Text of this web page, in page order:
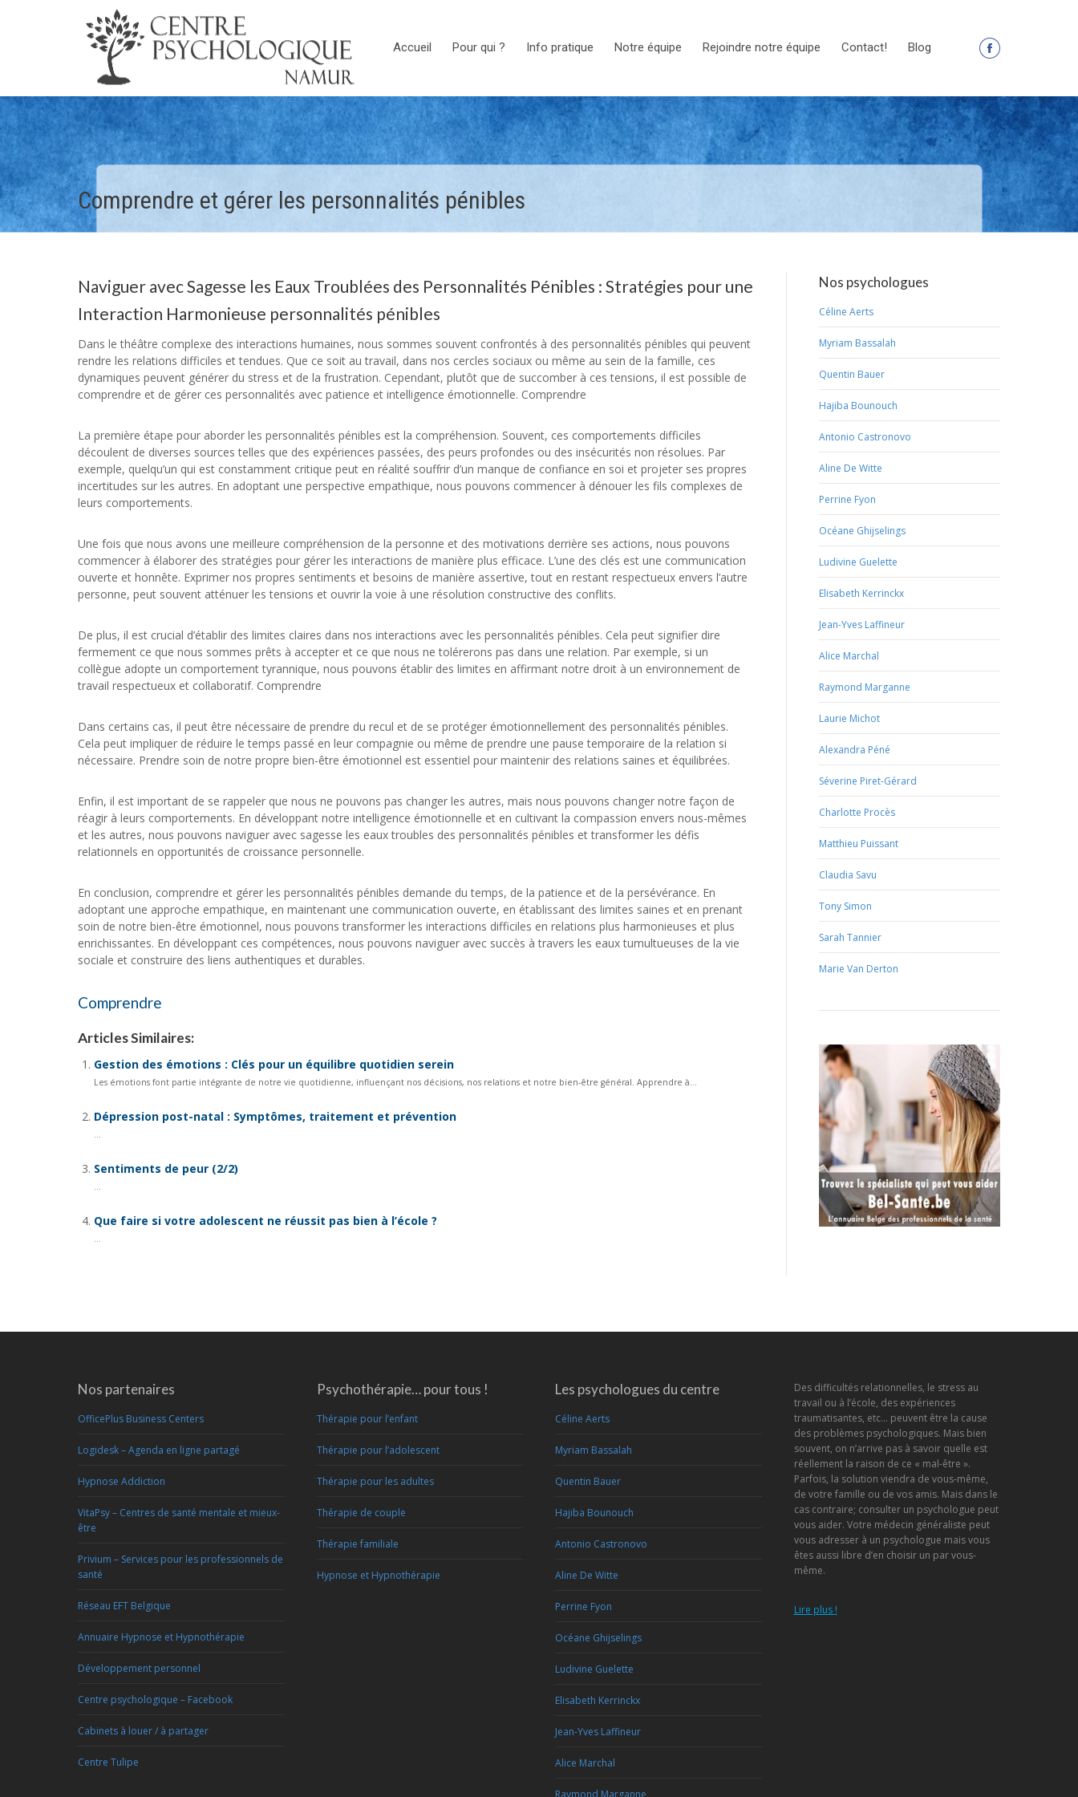
Accueil Pour qui ? Info pratique Notre équipe Rejoindre notre équipe Contact! Blog
La
Facebook
s'ouvre
dans
une
nouvelle
fenêtre
Comprendre et gérer les personnalités pénibles
Naviguer avec Sagesse les Eaux Troublées des Personnalités Pénibles : Stratégies pour une
Interaction Harmonieuse personnalités pénibles
Dans le théâtre complexe des interactions humaines, nous sommes souvent confrontés à des personnalités pénibles qui peuvent
rendre les relations difficiles et tendues. Que ce soit au travail, dans nos cercles sociaux ou même au sein de la famille, ces
dynamiques peuvent générer du stress et de la frustration. Cependant, plutôt que de succomber à ces tensions, il est possible de
comprendre et de gérer ces personnalités avec patience et intelligence émotionnelle. Comprendre
La première étape pour aborder les personnalités pénibles est la compréhension. Souvent, ces comportements difficiles
découlent de diverses sources telles que des expériences passées, des peurs profondes ou des insécurités non résolues. Par
exemple, quelqu’un qui est constamment critique peut en réalité souffrir d’un manque de confiance en soi et projeter ses propres
incertitudes sur les autres. En adoptant une perspective empathique, nous pouvons commencer à dénouer les fils complexes de
leurs comportements.
Une fois que nous avons une meilleure compréhension de la personne et des motivations derrière ses actions, nous pouvons
commencer à élaborer des stratégies pour gérer les interactions de manière plus efficace. L’une des clés est une communication
ouverte et honnête. Exprimer nos propres sentiments et besoins de manière assertive, tout en restant respectueux envers l’autre
personne, peut souvent atténuer les tensions et ouvrir la voie à une résolution constructive des conflits.
De plus, il est crucial d’établir des limites claires dans nos interactions avec les personnalités pénibles. Cela peut signifier dire
fermement ce que nous sommes prêts à accepter et ce que nous ne tolérerons pas dans une relation. Par exemple, si un
collègue adopte un comportement tyrannique, nous pouvons établir des limites en affirmant notre droit à un environnement de
travail respectueux et collaboratif. Comprendre
Dans certains cas, il peut être nécessaire de prendre du recul et de se protéger émotionnellement des personnalités pénibles.
Cela peut impliquer de réduire le temps passé en leur compagnie ou même de prendre une pause temporaire de la relation si
nécessaire. Prendre soin de notre propre bien-être émotionnel est essentiel pour maintenir des relations saines et équilibrées.
Enfin, il est important de se rappeler que nous ne pouvons pas changer les autres, mais nous pouvons changer notre façon de
réagir à leurs comportements. En développant notre intelligence émotionnelle et en cultivant la compassion envers nous-mêmes
et les autres, nous pouvons naviguer avec sagesse les eaux troubles des personnalités pénibles et transformer les défis
relationnels en opportunités de croissance personnelle.
En conclusion, comprendre et gérer les personnalités pénibles demande du temps, de la patience et de la persévérance. En
adoptant une approche empathique, en maintenant une communication ouverte, en établissant des limites saines et en prenant
soin de notre bien-être émotionnel, nous pouvons transformer les interactions difficiles en relations plus harmonieuses et plus
enrichissantes. En développant ces compétences, nous pouvons naviguer avec succès à travers les eaux tumultueuses de la vie
sociale et construire des liens authentiques et durables.
Comprendre
Articles Similaires:
Gestion des émotions : Clés pour un équilibre quotidien serein
Les émotions font partie intégrante de notre vie quotidienne, influençant nos décisions, nos relations et notre bien-être général. Apprendre à...
Dépression post-natal : Symptômes, traitement et prévention
...
Sentiments de peur (2/2)
...
Que faire si votre adolescent ne réussit pas bien à l’école ?
...
Nos psychologues
Céline Aerts
Myriam Bassalah
Quentin Bauer
Hajiba Bounouch
Antonio Castronovo
Aline De Witte
Perrine Fyon
Océane Ghijselings
Ludivine Guelette
Elisabeth Kerrinckx
Jean-Yves Laffineur
Alice Marchal
Raymond Marganne
Laurie Michot
Alexandra Péné
Séverine Piret-Gérard
Charlotte Procès
Matthieu Puissant
Claudia Savu
Tony Simon
Sarah Tannier
Marie Van Derton
Nos partenaires
OfficePlus Business Centers
Logidesk – Agenda en ligne partagé
Hypnose Addiction
VitaPsy – Centres de santé mentale et mieux-
être
Privium – Services pour les professionnels de
santé
Réseau EFT Belgique
Annuaire Hypnose et Hypnothérapie
Développement personnel
Centre psychologique – Facebook
Cabinets à louer / à partager
Centre Tulipe
Psychothérapie… pour tous !
Thérapie pour l’enfant
Thérapie pour l’adolescent
Thérapie pour les adultes
Thérapie de couple
Thérapie familiale
Hypnose et Hypnothérapie
Les psychologues du centre
Céline Aerts
Myriam Bassalah
Quentin Bauer
Hajiba Bounouch
Antonio Castronovo
Aline De Witte
Perrine Fyon
Océane Ghijselings
Ludivine Guelette
Elisabeth Kerrinckx
Jean-Yves Laffineur
Alice Marchal
Raymond Marganne
Des difficultés relationnelles, le stress au
travail ou à l’école, des expériences
traumatisantes, etc… peuvent être la cause
des problèmes psychologiques. Mais bien
souvent, on n’arrive pas à savoir quelle est
réellement la raison de ce « mal-être ».
Parfois, la solution viendra de vous-même,
de votre famille ou de vos amis. Mais dans le
cas contraire; consulter un psychologue peut
vous aider. Votre médecin généraliste peut
vous adresser à un psychologue mais vous
êtes aussi libre d’en choisir un par vous-
même.
Lire plus !